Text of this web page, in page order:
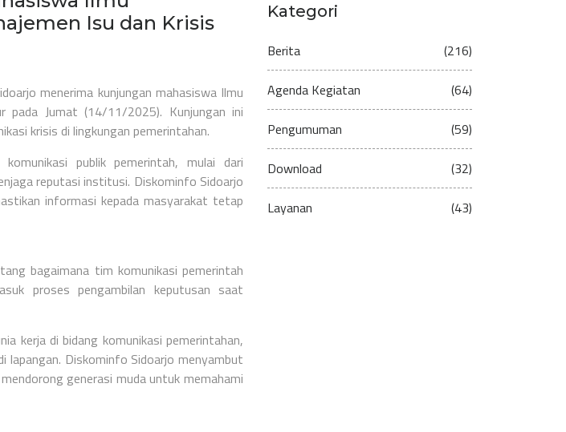
Isu dan Krisis
menerima kunjungan mahasiswa Ilmu
pada Jumat (14/11/2025). Kunjungan ini
krisis di lingkungan pemerintahan.
publik pemerintah, mulai dari
reputasi institusi. Diskominfo Sidoarjo
informasi kepada masyarakat tetap
bagaimana tim komunikasi pemerintah
proses pengambilan keputusan saat
kerja di bidang komunikasi pemerintahan,
lapangan. Diskominfo Sidoarjo menyambut
generasi muda untuk memahami
Kategori
Berita (216)
Agenda Kegiatan (64)
Pengumuman (59)
Download (32)
Layanan (43)